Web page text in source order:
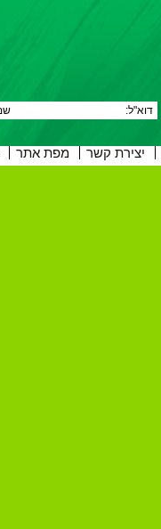
יצירת קשר מפת אתר